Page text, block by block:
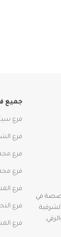
في
جميع
فرع
فرع
فرع
فرع مجمع 89
فرع
فرع
فرع